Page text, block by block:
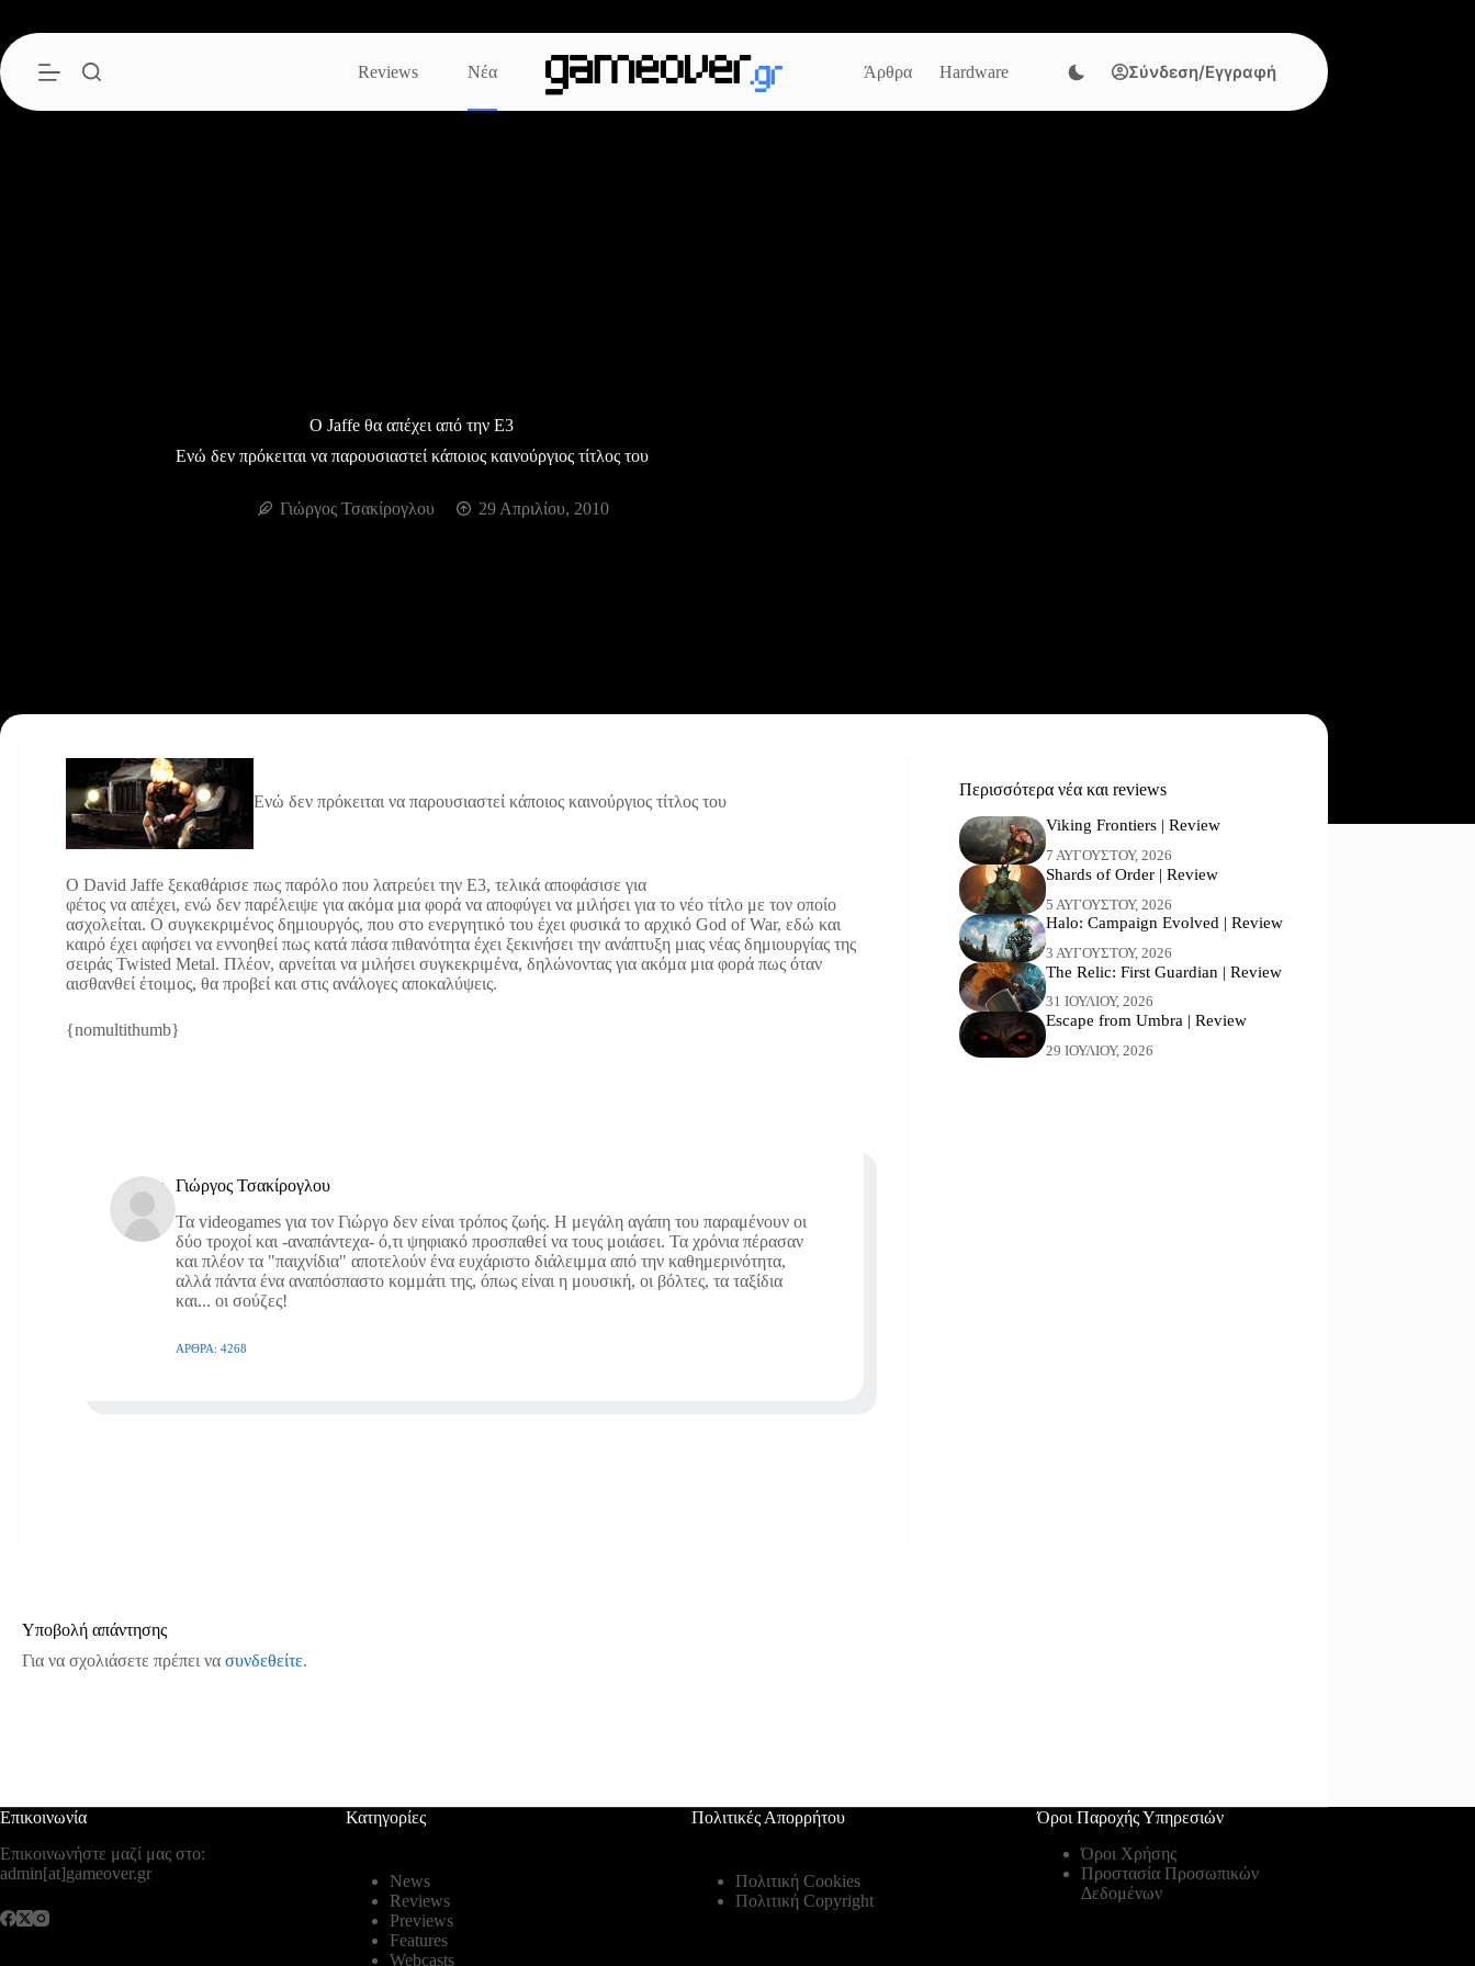
περιεχόμενο
Reviews
Νέα Άρθρα Hardware Σύνδεση/Εγγραφή
Ο Jaffe θα απέχει από την Ε3
Ενώ δεν πρόκειται να παρουσιαστεί κάποιος καινούργιος τίτλος του
Γιώργος Τσακίρογλου 29 Απριλίου, 2010
Ενώ δεν πρόκειται να παρουσιαστεί κάποιος καινούργιος τίτλος του
Ο David Jaffe ξεκαθάρισε πως παρόλο που λατρεύει την Ε3, τελικά αποφάσισε για
φέτος να απέχει, ενώ δεν παρέλειψε για ακόμα μια φορά να αποφύγει να μιλήσει για το νέο τίτλο με τον οποίο
ασχολείται. Ο συγκεκριμένος δημιουργός, που στο ενεργητικό του έχει φυσικά το αρχικό God of War, εδώ και
καιρό έχει αφήσει να εννοηθεί πως κατά πάσα πιθανότητα έχει ξεκινήσει την ανάπτυξη μιας νέας δημιουργίας της
σειράς Twisted Metal. Πλέον, αρνείται να μιλήσει συγκεκριμένα, δηλώνοντας για ακόμα μια φορά πως όταν
αισθανθεί έτοιμος, θα προβεί και στις ανάλογες αποκαλύψεις.
{nomultithumb}
Γιώργος Τσακίρογλου
Τα videogames για τον Γιώργο δεν είναι τρόπος ζωής. Η μεγάλη αγάπη του παραμένουν οι
δύο τροχοί και -αναπάντεχα- ό,τι ψηφιακό προσπαθεί να τους μοιάσει. Τα χρόνια πέρασαν
και πλέον τα "παιχνίδια" αποτελούν ένα ευχάριστο διάλειμμα από την καθημερινότητα,
αλλά πάντα ένα αναπόσπαστο κομμάτι της, όπως είναι η μουσική, οι βόλτες, τα ταξίδια
και... οι σούζες!
ΆΡΘΡΑ: 4268
Περισσότερα νέα και reviews
Viking Frontiers | Review
7 ΑΥΓΟΎΣΤΟΥ, 2026
Shards of Order | Review
5 ΑΥΓΟΎΣΤΟΥ, 2026
Halo: Campaign Evolved | Review
3 ΑΥΓΟΎΣΤΟΥ, 2026
The Relic: First Guardian | Review
31 ΙΟΥΛΊΟΥ, 2026
Escape from Umbra | Review
29 ΙΟΥΛΊΟΥ, 2026
Υποβολή απάντησης
Για να σχολιάσετε πρέπει να συνδεθείτε.
Επικοινωνία
Επικοινωνήστε μαζί μας στο:
admin[at]gameover.gr
Κατηγορίες
News
Reviews
Previews
Features
Webcasts
Πολιτικές Απορρήτου
Πολιτική Cookies
Πολιτική Copyright
Όροι Παροχής Υπηρεσιών
Όροι Χρήσης
Προστασία Προσωπικών
Δεδομένων